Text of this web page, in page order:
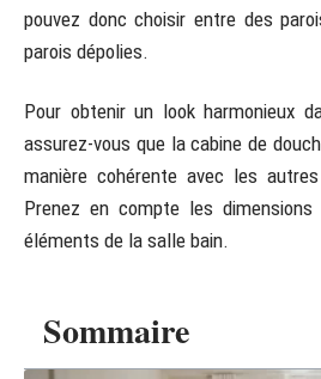
Sommaire
pouvez donc choisir entre des
parois dépolies.
Pour obtenir un look harmonieux
assurez-vous que la cabine de
manière cohérente avec les
Prenez en compte les
éléments de la salle bain.